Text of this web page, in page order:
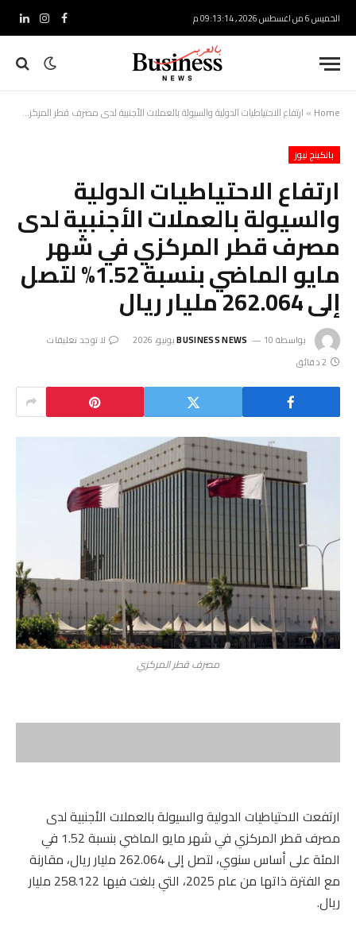
الخميس 6 من اغسطس 2026 , 09:13:15 م فيسبوكالانستغرام
Home
» ارتفاع الاحتياطيات الدولية والسيولة بالعملات الأجنبية لدى مصرف قطر المركزي في شهر مايو الماضي بنسبة 1.52% لتصل إلى 262.064 مليار ريال
بانكينج نيوز
ارتفاع الاحتياطيات الدولية
والسيولة بالعملات الأجنبية لدى
مصرف قطر المركزي في شهر
مايو الماضي بنسبة 1.52% لتصل
إلى 262.064 مليار ريال
بواسطة BUSINESS NEWS 10 يونيو، 2026
لا توجد تعليقات
2 دقائق
مصرف قطر المركزي
ارتفعت الاحتياطيات الدولية والسيولة بالعملات الأجنبية لدى
مصرف قطر المركزي في شهر مايو الماضي بنسبة 1.52 في
المئة على أساس سنوي، لتصل إلى 262.064 مليار ريال، مقارنة
مع الفترة ذاتها من عام 2025، التي بلغت فيها 258.122 مليار
ريال.